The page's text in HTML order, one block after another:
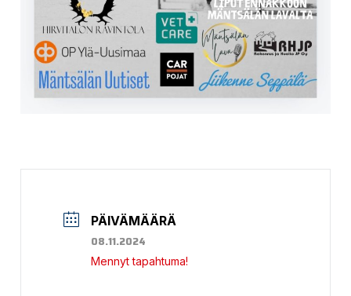
PÄIVÄMÄÄRÄ
08.11.2024
Mennyt tapahtuma!